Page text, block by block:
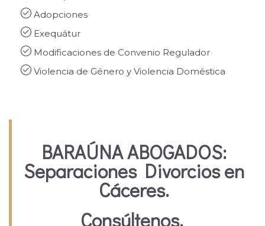
Adopciones
Exequátur
Modificaciones de Convenio Regulador
Violencia de Género y Violencia Doméstica
BARAÚNA ABOGADOS:
Separaciones Divorcios en
Cáceres.
Consúltenos.